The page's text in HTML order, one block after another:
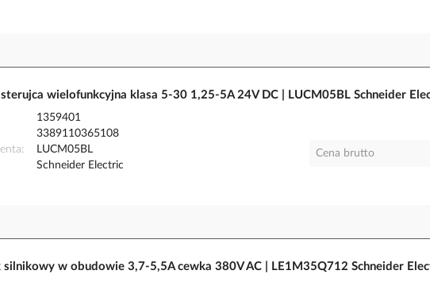
wielofunkcyjna klasa 5-30 1,25-5A 24V DC | LUCM05BL Schneider
1359401
3389110365108
LUCM05BL
Schneider Electric
Cena brutto
silnikowy w obudowie 3,7-5,5A cewka 380V AC | LE1M35Q712 Schneider